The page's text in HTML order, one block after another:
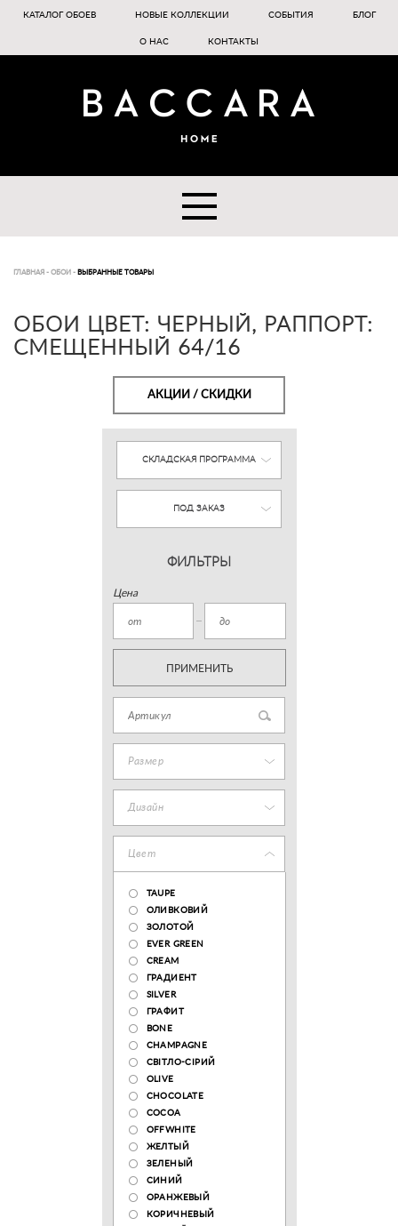
КАТАЛОГ ОБОЕВ НОВЫЕ КОЛЛЕКЦИИ СОБЫТИЯ БЛОГ
О НАС КОНТАКТЫ
ГЛАВНАЯ - ОБОИ - ВЫБРАННЫЕ ТОВАРЫ
ОБОИ ЦВЕТ: ЧЕРНЫЙ, РАППОРТ:
СМЕЩЕННЫЙ 64/16
АКЦИИ / СКИДКИ
СКЛАДСКАЯ ПРОГРАММА
ПОД ЗАКАЗ
ФИЛЬТРЫ
Цена
ПРИМЕНИТЬ
Размер
Дизайн
Цвет
TAUPE
ОЛИВКОВИЙ
ЗОЛОТОЙ
EVER GREEN
CREAM
ГРАДИЕНТ
SILVER
ГРАФИТ
BONE
CHAMPAGNE
СВІТЛО-СІРИЙ
OLIVE
CHOCOLATE
COCOA
OFFWHITE
ЖЕЛТЫЙ
ЗЕЛЕНЫЙ
СИНИЙ
ОРАНЖЕВЫЙ
КОРИЧНЕВЫЙ